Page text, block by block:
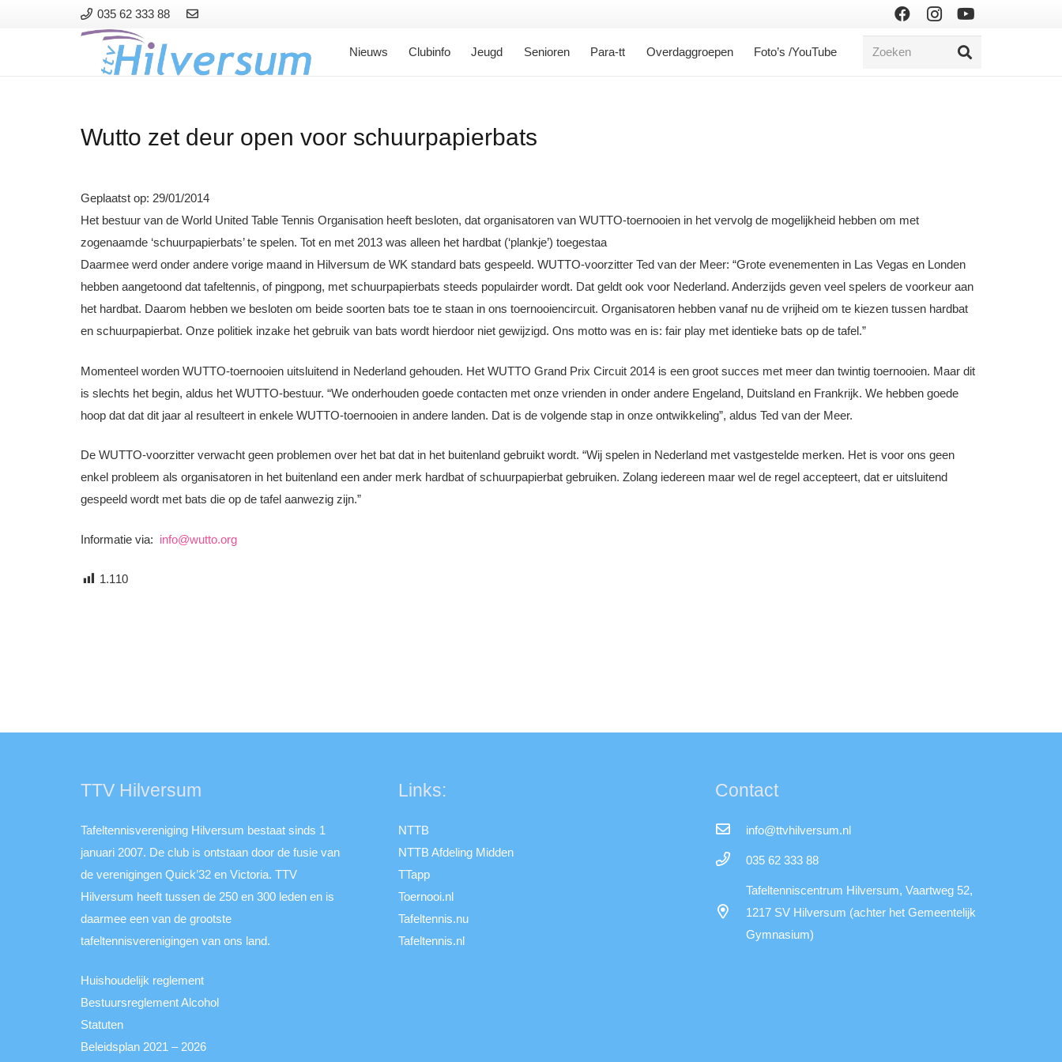
035 62 333 88
Nieuws Clubinfo Jeugd Senioren Para-tt Overdaggroepen Foto’s /YouTube
Wutto zet deur open voor schuurpapierbats
Geplaatst op: 29/01/2014
Het bestuur van de World United Table Tennis Organisation heeft besloten, dat organisatoren van WUTTO-toernooien in het vervolg de mogelijkheid hebben om met
zogenaamde ‘schuurpapierbats’ te spelen. Tot en met 2013 was alleen het hardbat (‘plankje’) toegestaa
Daarmee werd onder andere vorige maand in Hilversum de WK standard bats gespeeld. WUTTO-voorzitter Ted van der Meer: “Grote evenementen in Las Vegas en Londen
hebben aangetoond dat tafeltennis, of pingpong, met schuurpapierbats steeds populairder wordt. Dat geldt ook voor Nederland. Anderzijds geven veel spelers de voorkeur aan
het hardbat. Daarom hebben we besloten om beide soorten bats toe te staan in ons toernooiencircuit. Organisatoren hebben vanaf nu de vrijheid om te kiezen tussen hardbat
en schuurpapierbat. Onze politiek inzake het gebruik van bats wordt hierdoor niet gewijzigd. Ons motto was en is: fair play met identieke bats op de tafel.”
Momenteel worden WUTTO-toernooien uitsluitend in Nederland gehouden. Het WUTTO Grand Prix Circuit 2014 is een groot succes met meer dan twintig toernooien. Maar dit
is slechts het begin, aldus het WUTTO-bestuur. “We onderhouden goede contacten met onze vrienden in onder andere Engeland, Duitsland en Frankrijk. We hebben goede
hoop dat dat dit jaar al resulteert in enkele WUTTO-toernooien in andere landen. Dat is de volgende stap in onze ontwikkeling”, aldus Ted van der Meer.
De WUTTO-voorzitter verwacht geen problemen over het bat dat in het buitenland gebruikt wordt. “Wij spelen in Nederland met vastgestelde merken. Het is voor ons geen
enkel probleem als organisatoren in het buitenland een ander merk hardbat of schuurpapierbat gebruiken. Zolang iedereen maar wel de regel accepteert, dat er uitsluitend
gespeeld wordt met bats die op de tafel aanwezig zijn.”
Informatie via: info@wutto.org
1.110
TTV Hilversum
Tafeltennisvereniging Hilversum bestaat sinds 1
januari 2007. De club is ontstaan door de fusie van
de verenigingen Quick’32 en Victoria. TTV
Hilversum heeft tussen de 250 en 300 leden en is
daarmee een van de grootste
tafeltennisverenigingen van ons land.
Huishoudelijk reglement
Bestuursreglement Alcohol
Statuten
Beleidsplan 2021 – 2026
Links:
NTTB
NTTB Afdeling Midden
TTapp
Toernooi.nl
Tafeltennis.nu
Tafeltennis.nl
Contact
info@ttvhilversum.nl
035 62 333 88
Tafeltenniscentrum Hilversum, Vaartweg 52,
1217 SV Hilversum (achter het Gemeentelijk
Gymnasium)